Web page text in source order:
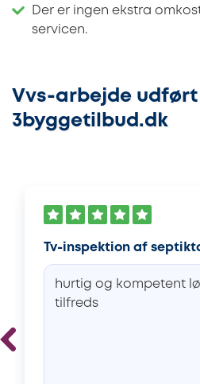
Der er ingen ekstra
servicen.
Vvs-arbejde udført
3byggetilbud.dk
Tv-inspektion af
hurtig og kompetent
tilfreds